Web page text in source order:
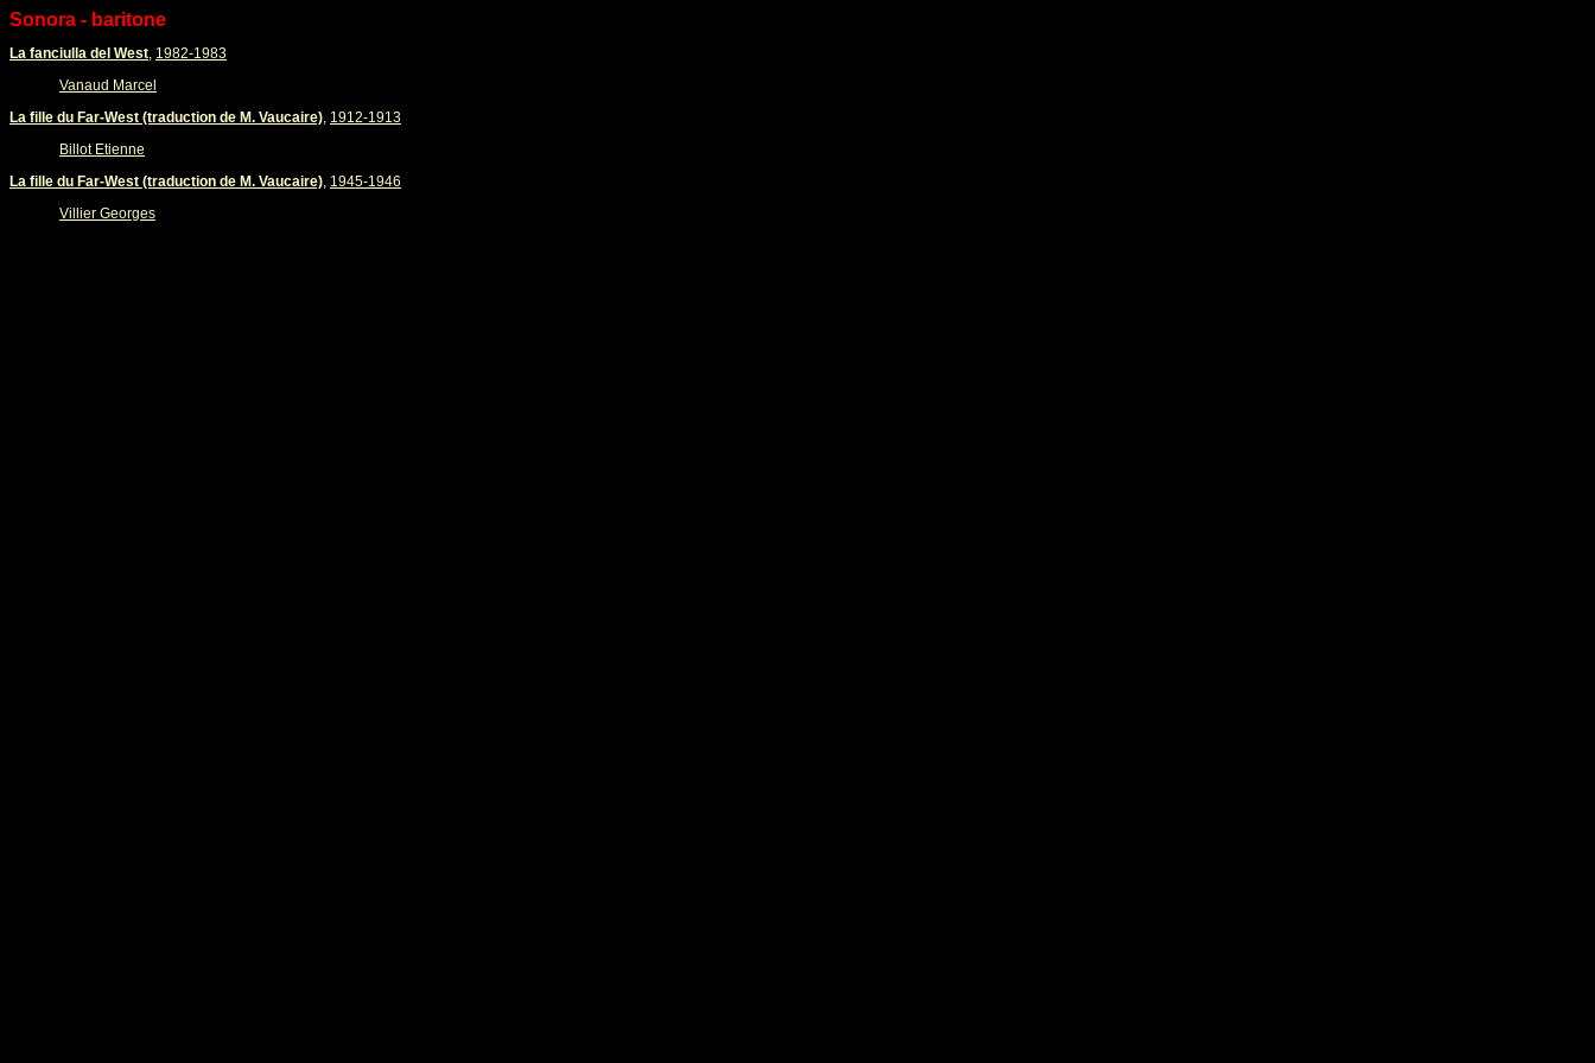
Sonora - baritone
La fanciulla del West, 1982-1983
Vanaud Marcel
La fille du Far-West (traduction de M. Vaucaire), 1912-1913
Billot Etienne
La fille du Far-West (traduction de M. Vaucaire), 1945-1946
Villier Georges